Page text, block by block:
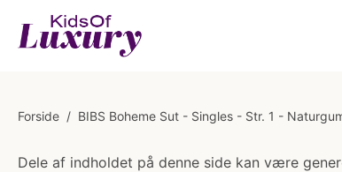
Forside / BIBS Boheme Sut - Singles - Str. 1 -
Dele af indholdet på denne side kan være